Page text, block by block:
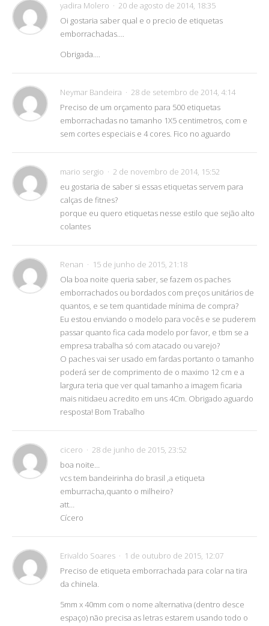
yadira Molero
20 de agosto de 2014, 18:35
Oi gostaria saber qual e o precio de etiquetas
emborrachadas….
Obrigada….
Neymar Bandeira
28 de setembro de 2014, 4:14
Preciso de um orçamento para 500 etiquetas
emborrachadas no tamanho 1X5 centimetros, com e
sem cortes especiais e 4 cores. Fico no aguardo
mario sergio
2 de novembro de 2014, 15:52
eu gostaria de saber si essas etiquetas servem para
calças de fitnes?
porque eu quero etiquetas nesse estilo que sejão alto
colantes
Renan
15 de junho de 2015, 21:18
Ola boa noite queria saber, se fazem os paches
emborrachados ou bordados com preços unitários de
quantos, e se tem quantidade mínima de compra?
Eu estou enviando o modelo para vocês e se puderem
passar quanto fica cada modelo por favor, e tbm se a
empresa trabalha só com atacado ou varejo?
O paches vai ser usado em fardas portanto o tamanho
poderá ser de comprimento de o maximo 12 cm e a
largura teria que ver qual tamanho a imagem ficaria
mais nitidaeu acredito em uns 4Cm. Obrigado aguardo
resposta! Bom Trabalho
cicero
28 de junho de 2015, 23:52
boa noite…
vcs tem bandeirinha do brasil ,a etiqueta
emburracha,quanto o milheiro?
att…
Cícero
Erivaldo Soares
1 de outubro de 2015, 12:07
Preciso de etiqueta emborrachada para colar na tira
da chinela.
5mm x 40mm com o nome alternativa (dentro desce
espaço) não precisa as letras estarem usando todo o